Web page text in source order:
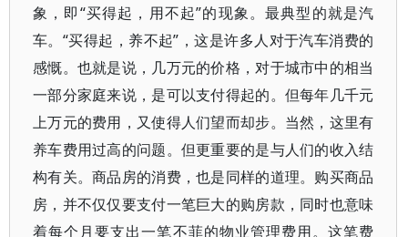
象，即“买得起，用不起”的现象。最典型的就是汽
车。“买得起，养不起”，这是许多人对于汽车消费的
感慨。也就是说，几万元的价格，对于城市中的相当
一部分家庭来说，是可以支付得起的。但每年几千元
上万元的费用，又使得人们望而却步。当然，这里有
养车费用过高的问题。但更重要的是与人们的收入结
构有关。商品房的消费，也是同样的道理。购买商品
房，并不仅仅要支付一笔巨大的购房款，同时也意味
着每个月要支出一笔不菲的物业管理费用。这笔费